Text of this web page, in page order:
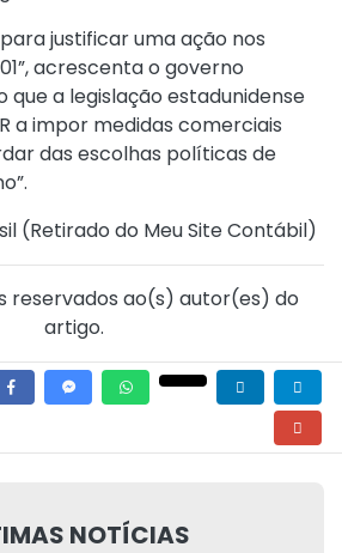
justificar uma ação nos
acrescenta o governo
que a legislação estadunidense
a impor medidas comerciais
das escolhas políticas de
(Retirado do Meu Site Contábil)
reservados ao(s) autor(es) do
artigo.
NOTÍCIAS